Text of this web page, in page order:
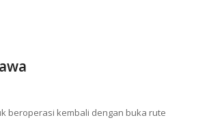
beroperasi kembali dengan buka rute